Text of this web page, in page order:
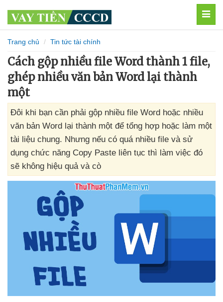
Trang chủ Tin tức tài chính
Cách gộp nhiều file Word thành 1 file,
ghép nhiều văn bản Word lại thành
một
Đôi khi bạn cần phải gộp nhiều file Word hoặc nhiều
văn bản Word lại thành một để tổng hợp hoặc làm một
tài liệu chung. Nhưng nếu có quá nhiều file và sử
dụng chức năng Copy Paste liên tục thì làm việc đó
sẽ không hiệu quả và cò